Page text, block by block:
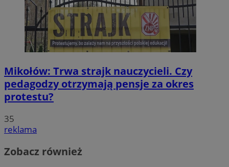
Mikołów: Trwa strajk nauczycieli. Czy
pedagodzy otrzymają pensje za okres
protestu?
35
reklama
Zobacz również